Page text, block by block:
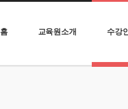
홈 교육원소개 수강